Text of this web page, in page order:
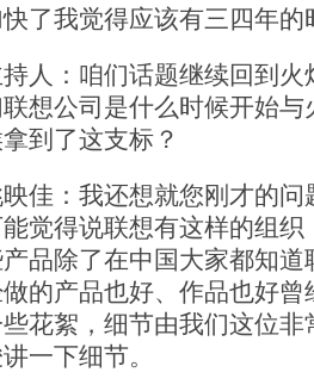
了我觉得应该有三四年的
：咱们话题继续回到火
想公司是什么时候开始
到了这支标？
：我还想就您刚才的问
觉得说联想有这样的组
品除了在中国大家都知
的产品也好、作品也好
花絮，细节由我们这位
一下细节。